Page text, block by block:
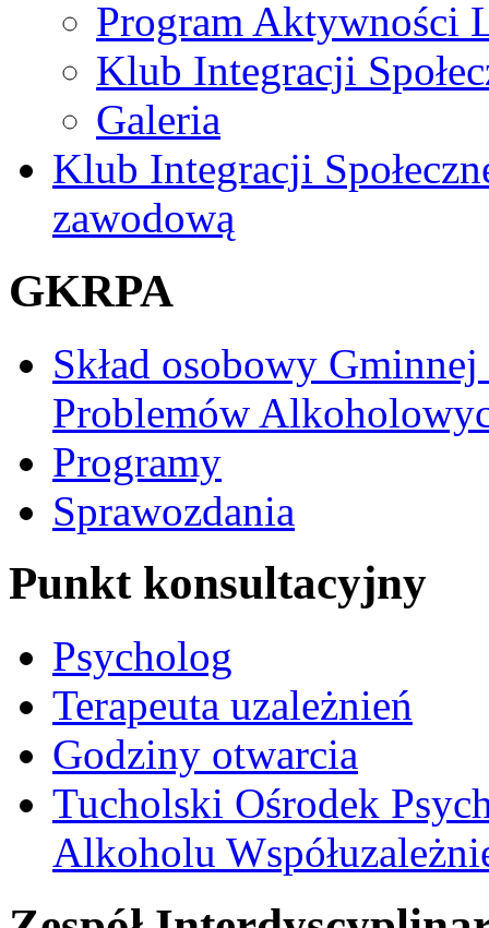
Program Aktywności
Klub Integracji
Galeria
Klub Integracji
zawodową
GKRPA
Skład osobowy
Problemów
Programy
Sprawozdania
Punkt konsultacyjny
Psycholog
Terapeuta uzależnień
Godziny otwarcia
Tucholski Ośrodek
Alkoholu